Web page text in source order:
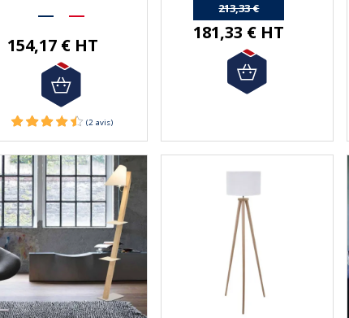
Résistub - 4
coloris 3 tailles
- de chezResistub, fabriqué
enFrance.
bois massif et métal disponible
Set batterie 7 pièces
Inocuivre De Buyer
Batterie 7 pièces Inocuivre
de Buyer.
Fabriqué en France.
Composition:
- 2 Poêles (24 et 18cm)
154,17 € HT
213,33 €
181,33 € HT